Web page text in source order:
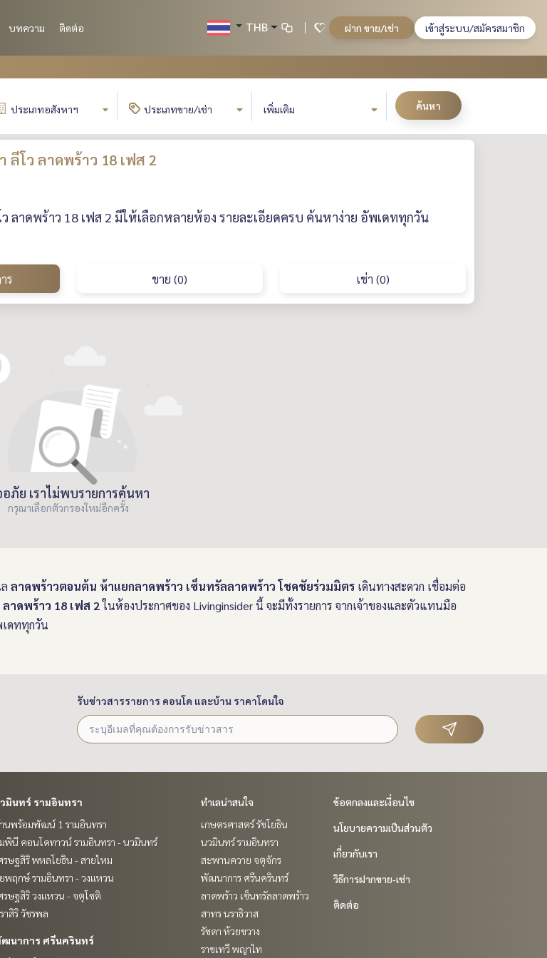
บทความ ติดต่อ THB ฝาก ขาย/เช่า เข้าสู่ระบบ/สมัครสมาชิก
ประเภทอสังหาฯ ประเภทขาย/เช่า เพิ่มเติม ค้นหา
ลีโว ลาดพร้าว 18 เฟส 2
ลาดพร้าว 18 เฟส 2 มีให้เลือกหลายห้อง รายละเอียดครบ ค้นหาง่าย อัพเดททุกวัน
ร ขาย (0) เช่า (0)
ภัย เราไม่พบรายการค้นหา
กรุณาเลือกตัวกรองใหม่อีกครั้ง
ลาดพร้าวตอนต้น ห้าแยกลาดพร้าว เซ็นทรัลลาดพร้าว โชคชัยร่วมมิตร เดินทางสะดวก เชื่อมต่อ
ลาดพร้าว 18 เฟส 2ในห้องประกาศของ Livinginsider นี้ จะมีทั้งรายการ จากเจ้าของและตัวแทนมือ
ดททุกวัน
รับข่าวสารรายการ คอนโด และบ้าน ราคาโดนใจ
มินทร์ รามอินทรา
นพร้อมพัฒน์ 1 รามอินทรา
พินี คอนโดทาวน์ รามอินทรา - นวมินทร์
รษฐสิริ พหลโยธิน - สายไหม
พฤกษ์ รามอินทรา - วงแหวน
รษฐสิริ วงแหวน - จตุโชติ
าสิริ วัชรพล
นาการ ศรีนครินทร์
ทำเลน่าสนใจ
เกษตรศาสตร์ รัชโยธิน
นวมินทร์ รามอินทรา
สะพานควาย จตุจักร
พัฒนาการ ศรีนครินทร์
ลาดพร้าว เซ็นทรัลลาดพร้าว
สาทร นราธิวาส
รัชดา ห้วยขวาง
ราชเทวี พญาไท
ข้อตกลงและเงื่อนไข
นโยบายความเป็นส่วนตัว
เกี่ยวกับเรา
วิธีการฝากขาย-เช่า
ติดต่อ